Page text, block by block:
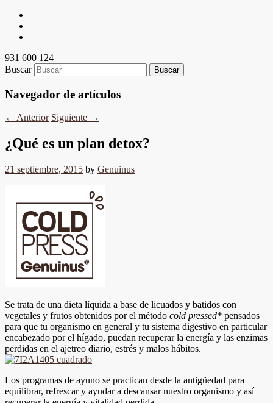
931 600 124
Buscar
Navegador de artículos
← Anterior Siguiente →
¿Qué es un plan detox?
21 septiembre, 2015 by Genuinus
Se trata de una dieta líquida a base de licuados y batidos con
vegetales y frutos obtenidos por el método cold pressed* pensados
para que tu organismo en general y tu sistema digestivo en particular
encabezado por el hígado, puedan recuperar la energía y las enzimas
perdidas en el ajetreo diario, estrés y malos hábitos.
Los programas de ayuno se practican desde la antigüedad para
equilibrar, refrescar y ayudar a descansar nuestro organismo y así